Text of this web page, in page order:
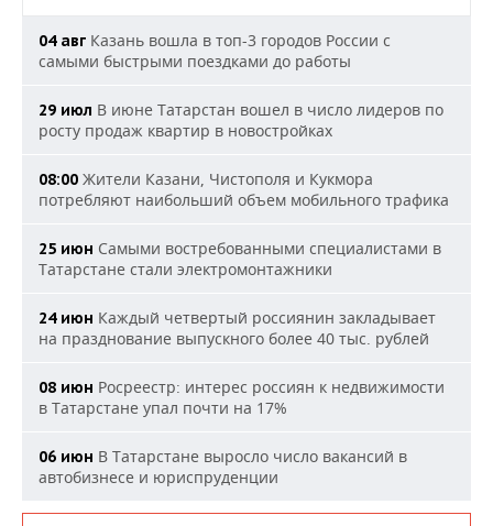
04 авг Казань вошла в топ-3 городов России с
самыми быстрыми поездками до работы
29 июл В июне Татарстан вошел в число лидеров по
росту продаж квартир в новостройках
08:00 Жители Казани, Чистополя и Кукмора
потребляют наибольший объем мобильного трафика
25 июн Самыми востребованными специалистами в
Татарстане стали электромонтажники
24 июн Каждый четвертый россиянин закладывает
на празднование выпускного более 40 тыс. рублей
08 июн Росреестр: интерес россиян к недвижимости
в Татарстане упал почти на 17%
06 июн В Татарстане выросло число вакансий в
автобизнесе и юриспруденции